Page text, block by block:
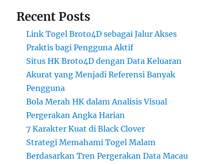
Recent Posts
Link Togel Broto4D sebagai Jalur Akses
Praktis bagi Pengguna Aktif
Situs HK Broto4D dengan Data Keluaran
Akurat yang Menjadi Referensi Banyak
Pengguna
Bola Merah HK dalam Analisis Visual
Pergerakan Angka Harian
7 Karakter Kuat di Black Clover
Strategi Memahami Togel Malam
Berdasarkan Tren Pergerakan Data Macau